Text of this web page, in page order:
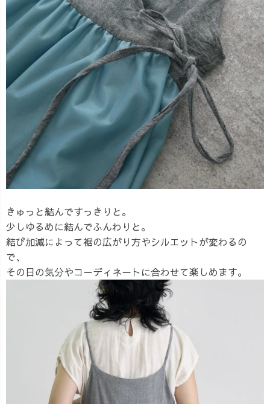
きゅっと結んですっきりと。
少しゆるめに結んでふんわりと。
結び加減によって裾の広がり方やシルエットが変わるの
で、
その日の気分やコーディネートに合わせて楽しめます。